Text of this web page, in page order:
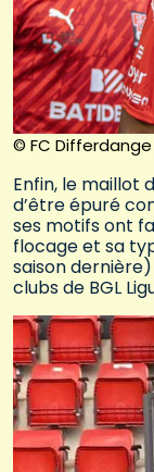
© FC Differdange
Enfin, le maillot
d’être épuré
ses motifs ont
flocage et sa
saison
clubs de BGL